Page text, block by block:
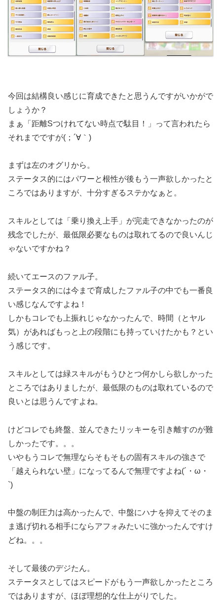
今回は結構良い感じに育成できたと思うんですがいかがで
しょうか？
まぁ「距離Sつけれてない時点で駄目！」って言われたら
それまでですが(；´∀｀)
まずは左のオグリから。
ステータス的にはパワーと根性が後もう一声欲しかったと
ころではありますが、十分すぎるステかなぁと。
スキルとしては「乗り換え上手」が完走できなかったのが
残念でしたが、最低限必要なものは取れてるので良いんじ
ゃないですかね？
続いてエースのファル子。
ステータス的には今まで育成したファル子の中でも一番良
い感じなんですよね！
しかもコレでも上振れじゃなかったんで、時間（とヤル
気）があればもっと上の段階にも持っていけたかも？とい
う感じです。
スキルとしては緑スキルがもうひとつ何かしら欲しかった
ところではありましたが、最低限のものは取れているので
良いとは思うんですよね。
けどコレでも終盤、並んできたリッキーを引き離すのが難
しかったです。。。
いやもうコレで無理ならそもそもの固有スキルの強さで
「越えられない壁」になってるんで無理ですよね(´・ω・
`)
中盤の制圧力は高かったんで、中盤にハナを抑えてそのま
ま逃げ切れる相手にならアフォみたいに強かったんですけ
どね。。。
そして最後のデジたん。
ステータスとしてはスピードがもう一声欲しかったところ
ではありますが、ほぼ理想的な仕上がりでした。